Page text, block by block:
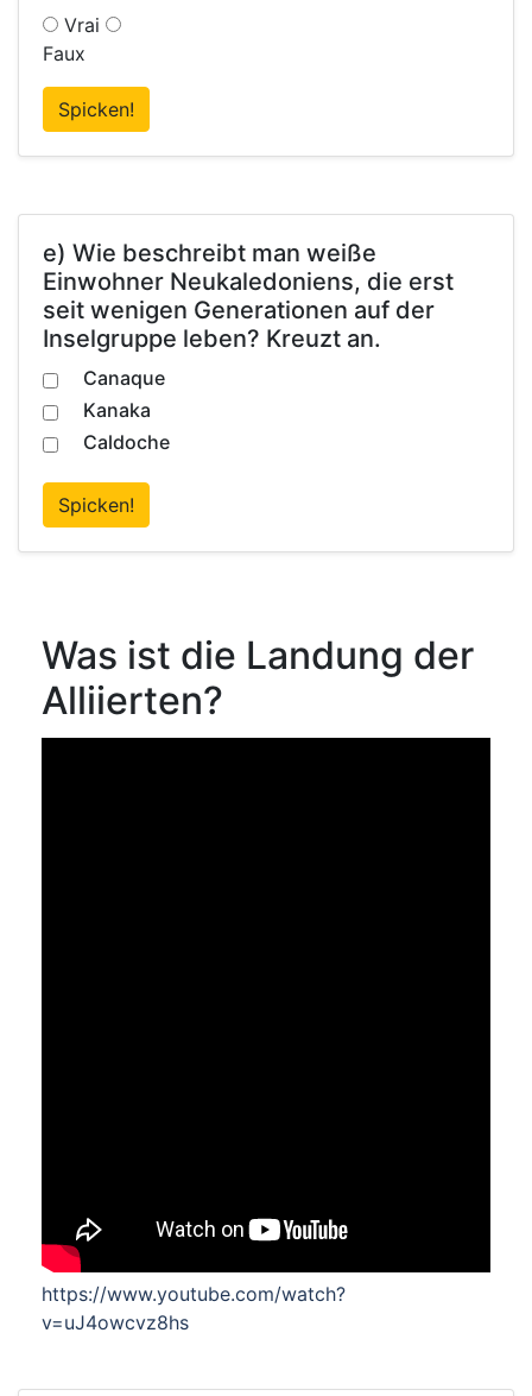
Vrai
Faux
Spicken!
e) Wie beschreibt man weiße
Einwohner Neukaledoniens, die erst
seit wenigen Generationen auf der
Inselgruppe leben? Kreuzt an.
Canaque
Kanaka
Caldoche
Spicken!
Was ist die Landung der
Alliierten?
https://www.youtube.com/watch?
v=uJ4owcvz8hs